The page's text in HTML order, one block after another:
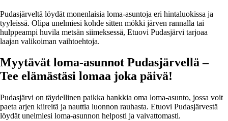
Pudasjärveltä löydät monenlaisia loma-asuntoja eri hintaluokissa ja
tyyleissä. Olipa unelmiesi kohde sitten mökki järven rannalla tai
hulppeampi huvila metsän siimeksessä, Etuovi Pudasjärvi tarjoaa
laajan valikoiman vaihtoehtoja.
Myytävät loma-asunnot Pudasjärvellä –
Tee elämästäsi lomaa joka päivä!
Pudasjärvi on täydellinen paikka hankkia oma loma-asunto, jossa voit
paeta arjen kiireitä ja nauttia luonnon rauhasta. Etuovi Pudasjärvestä
löydät unelmiesi loma-asunnon helposti ja vaivattomasti.